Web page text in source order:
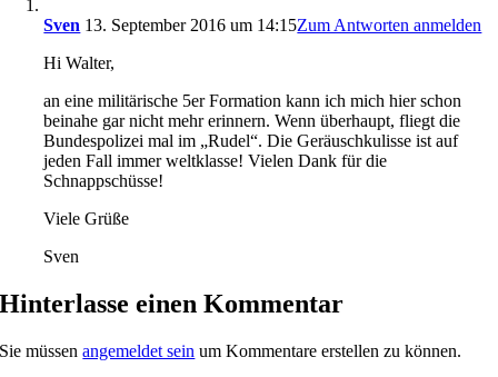
Sven 13. September 2016 um 14:15Zum Antworten anmelden
Hi Walter,
an eine militärische 5er Formation kann ich mich hier schon
beinahe gar nicht mehr erinnern. Wenn überhaupt, fliegt die
Bundespolizei mal im „Rudel“. Die Geräuschkulisse ist auf
jeden Fall immer weltklasse! Vielen Dank für die
Schnappschüsse!
Viele Grüße
Sven
Hinterlasse einen Kommentar
Sie müssenangemeldet sein um Kommentare erstellen zu können.